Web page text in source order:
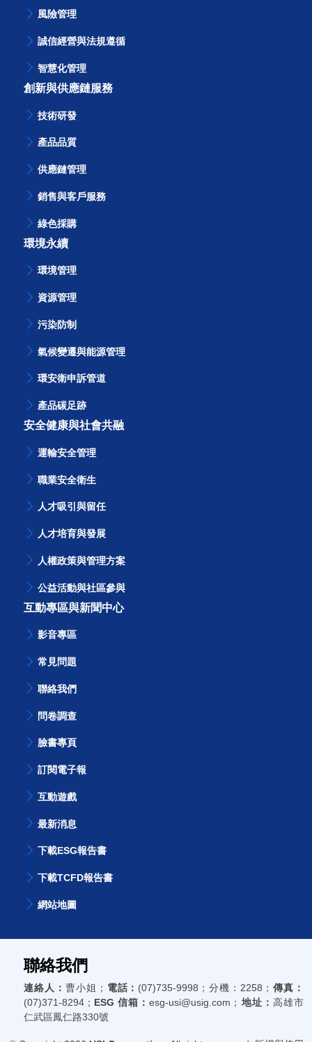
經濟績效
風險管理
誠信經營與法規遵循
智慧化管理
創新與供應鏈服務
技術研發
產品品質
供應鏈管理
綠色採購
環境永續
環境管理
資源管理
氣候變遷與能源管理
環安衛申訴管道
產品碳足跡
安全健康與社會共融
運輸安全管理
職業安全衛生
人才吸引與留任
人權政策與管理方案
公益活動與社區參與
互動專區與新聞中心
影音專區
聯絡我們
問卷調查
臉書專頁
互動遊戲
最新消息
下載ESG報告書
下載TCFD報告書
聯絡我們
連絡人：曹小姐；電話： (07)735-9998；分機：2258； 傳真：
(07)371-8294；ESG 信箱：